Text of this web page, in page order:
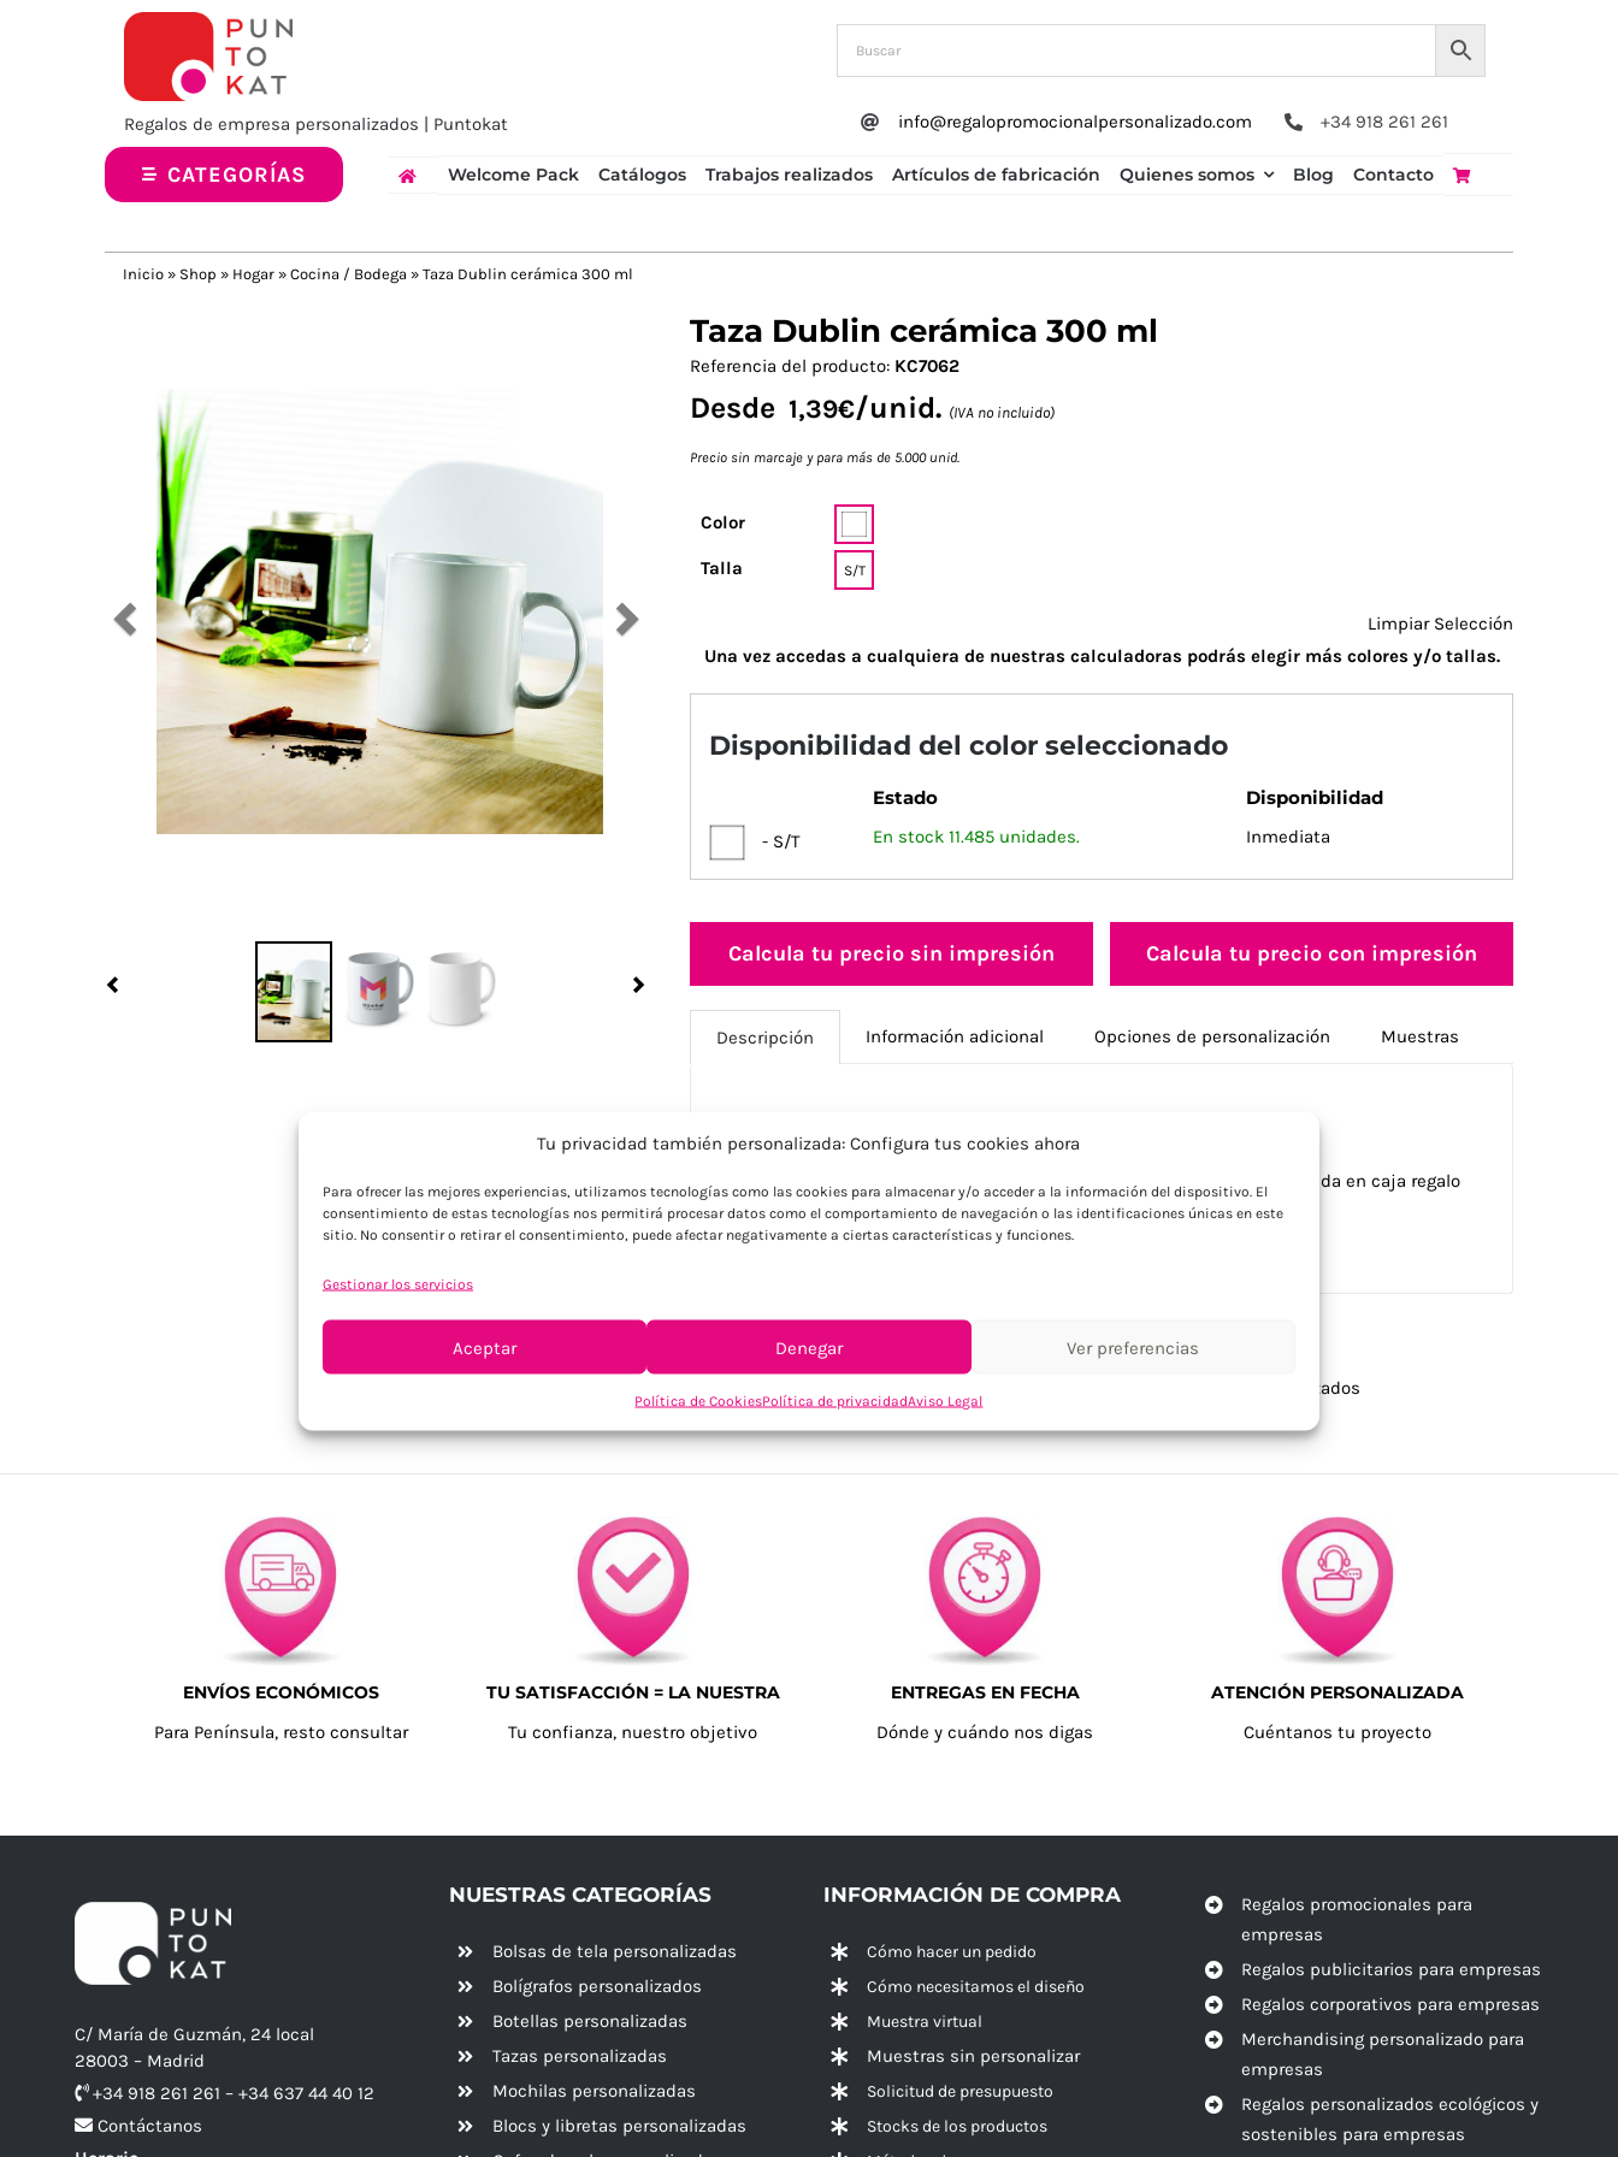
Tu privacidad también personalizada: Configura tus cookies ahora
Para ofrecer las mejores experiencias, utilizamos tecnologías como las cookies para almacenar y/o acceder a la información del dispositivo. El
consentimiento de estas tecnologías nos permitirá procesar datos como el comportamiento de navegación o las identificaciones únicas en este
sitio. No consentir o retirar el consentimiento, puede afectar negativamente a ciertas características y funciones.
Gestionar los servicios
Aceptar Denegar Ver preferencias
Política de CookiesPolítica de privacidadAviso Legal
Regalos de empresa personalizados | Puntokat info@regalopromocionalpersonalizado.com +34 918 261 261
CATEGORÍAS Welcome Pack Catálogos Trabajos realizados Artículos de fabricación Quienes somos Blog Contacto
Inicio » Shop » Hogar » Cocina / Bodega » Taza Dublin cerámica 300 ml
Taza Dublin cerámica 300 ml
Referencia del producto: KC7062
Desde 1,39€/unid. (IVA no incluido)
Precio sin marcaje y para más de 5.000 unid.
Color
Talla S/T
Limpiar Selección
Una vez accedas a cualquiera de nuestras calculadoras podrás elegir más colores y/o tallas.
Disponibilidad del color seleccionado
Estado Disponibilidad
- S/T En stock 11.485 unidades. Inmediata
Calcula tu precio sin impresión Calcula tu precio con impresión
Descripción Información adicional Opciones de personalización Muestras
Descripción
Taza clásica cilíndrica de cerámica con 300 ml de capacidad, presentada en caja regalo
de cartón.
KC7062-06
Tazas y vasos personalizados
ENVÍOS ECONÓMICOS
Para Península, resto consultar
TU SATISFACCIÓN = LA NUESTRA
Tu confianza, nuestro objetivo
ENTREGAS EN FECHA
Dónde y cuándo nos digas
ATENCIÓN PERSONALIZADA
Cuéntanos tu proyecto
C/ María de Guzmán, 24 local
28003 – Madrid
+34 918 261 261 – +34 637 44 40 12
Contáctanos
NUESTRAS CATEGORÍAS
Bolsas de tela personalizadas
Bolígrafos personalizados
Botellas personalizadas
Tazas personalizadas
Mochilas personalizadas
Blocs y libretas personalizadas
INFORMACIÓN DE COMPRA
Cómo hacer un pedido
Cómo necesitamos el diseño
Muestra virtual
Muestras sin personalizar
Solicitud de presupuesto
Stocks de los productos
Regalos promocionales para
empresas
Regalos publicitarios para empresas
Regalos corporativos para empresas
Merchandising personalizado para
empresas
Regalos personalizados ecológicos y
sostenibles para empresas